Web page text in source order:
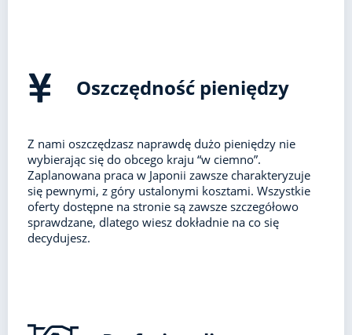
Oszczędność pieniędzy
Z nami oszczędzasz naprawdę dużo pieniędzy nie
wybierając się do obcego kraju “w ciemno”.
Zaplanowana praca w Japonii zawsze charakteryzuje
się pewnymi, z góry ustalonymi kosztami. Wszystkie
oferty dostępne na stronie są zawsze szczegółowo
sprawdzane, dlatego wiesz dokładnie na co się
decydujesz.